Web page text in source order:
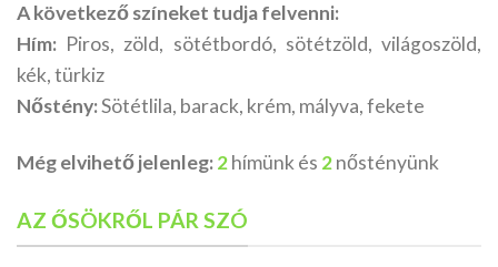
A következő színeket tudja felvenni:
Hím: Piros, zöld, sötétbordó, sötétzöld, világoszöld,
kék, türkiz
Nőstény:Sötétlila, barack, krém, mályva, fekete
Még elvihető jelenleg:2hímünk és 2nőstényünk
AZ ŐSÖKRŐL PÁR SZÓ